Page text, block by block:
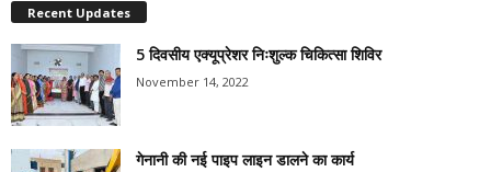
Recent Updates
5 दिवसीय एक्यूप्रेशर निःशुल्क चिकित्सा शिविर
November 14, 2022
गेनानी की नई पाइप लाइन डालने का कार्य